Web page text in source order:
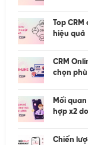
Top
hiệu quả
CRM
chọn
Mối
hợp x2
Chiến